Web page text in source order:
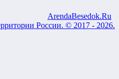
ArendaBesedok.Ru
России. © 2017 - 2026.